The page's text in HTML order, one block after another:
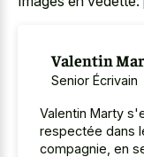
Valentin
Senior Écrivain
Valentin Marty
respectée dans
compagnie, en